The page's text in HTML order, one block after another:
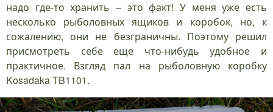
надо где-то хранить – это факт! У меня уже есть
несколько рыболовных ящиков и коробок, но, к
сожалению, они не безграничны. Поэтому решил
присмотреть себе еще что-нибудь удобное и
практичное. Взгляд пал на рыболовную коробку
Kosadaka TB1101.